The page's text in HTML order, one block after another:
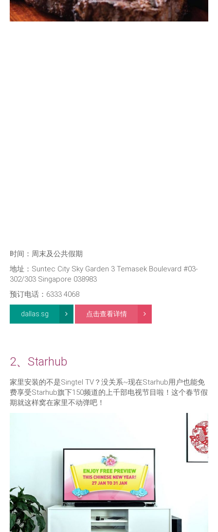
时间：周末及公共假期
地址：Suntec City Sky Garden 3 Temasek Boulevard #03-
302/303 Singapore 038983
预订电话：6333 4068
dallas.sg 点击查看详情
2、Starhub
家里安装的不是Singtel TV？没关系~现在Starhub用户也能免
费享受Starhub旗下150频道的上千部电视节目啦！这个春节假
期就这样窝在家里不动弹吧！